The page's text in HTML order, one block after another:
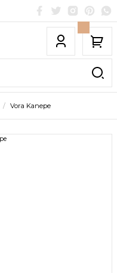
Vora Kanepe